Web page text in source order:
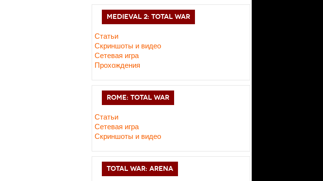
MEDIEVAL 2: TOTAL WAR
Статьи
Скриншоты и видео
Сетевая игра
Прохождения
ROME: TOTAL WAR
Статьи
Сетевая игра
Скриншоты и видео
TOTAL WAR: ARENA